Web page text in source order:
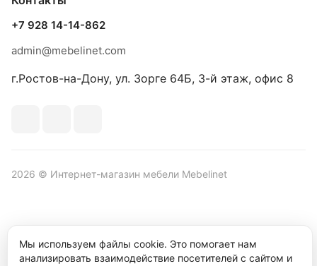
+7 928 14-14-862
admin@mebelinet.com
г.Ростов-на-Дону, ул. Зорге 64Б, 3-й этаж, офис 8
2026 © Интернет-магазин мебели Mebelinet
Политика обработки персональных данных
конфиденциальности
Мы используем файлы cookie. Это помогает нам
анализировать взаимодействие посетителей с сайтом и